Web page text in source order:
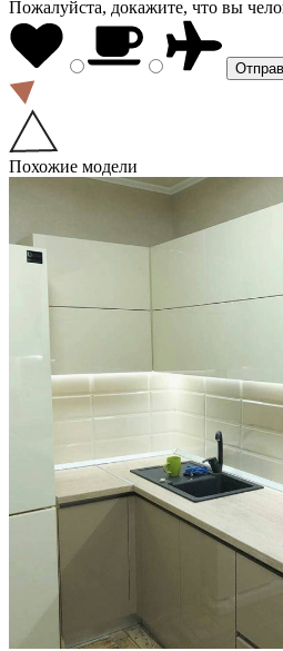
Пожалуйста, докажите, что вы
Похожие модели